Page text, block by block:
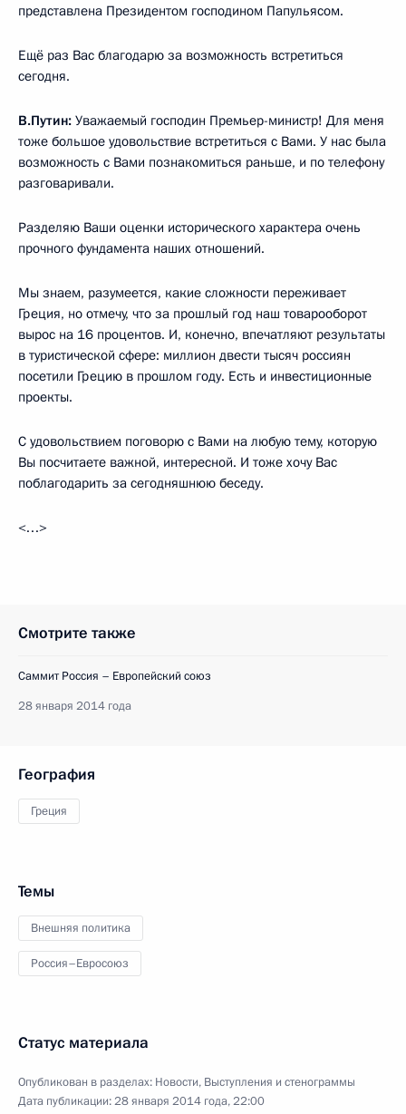
представлена Президентом господином Папульясом.
Ещё раз Вас благодарю за возможность встретиться
сегодня.
В.Путин: Уважаемый господин Премьер-министр! Для меня
тоже большое удовольствие встретиться с Вами. У нас была
возможность с Вами познакомиться раньше, и по телефону
разговаривали.
Разделяю Ваши оценки исторического характера очень
прочного фундамента наших отношений.
Мы знаем, разумеется, какие сложности переживает
Греция, но отмечу, что за прошлый год наш товарооборот
вырос на 16 процентов. И, конечно, впечатляют результаты
в туристической сфере: миллион двести тысяч россиян
посетили Грецию в прошлом году. Есть и инвестиционные
проекты.
С удовольствием поговорю с Вами на любую тему, которую
Вы посчитаете важной, интересной. И тоже хочу Вас
поблагодарить за сегодняшнюю беседу.
<…>
Смотрите также
Саммит Россия – Европейский союз
28 января 2014 года
География
Греция
Темы
Внешняя политика
Россия–Евросоюз
Статус материала
Опубликован в разделах: Новости, Выступления и стенограммы
Дата публикации:28 января 2014 года, 22:00